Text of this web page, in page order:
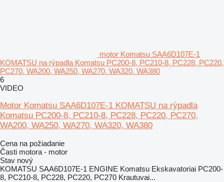
motor Komatsu SAA6D107E-1
KOMATSU na rýpadla Komatsu PC200-8, PC210-8, PC228, PC220,
PC270, WA200, WA250, WA270, WA320, WA380
6
VIDEO
Motor Komatsu SAA6D107E-1 KOMATSU na rýpadla
Komatsu PC200-8, PC210-8, PC228, PC220, PC270,
WA200, WA250, WA270, WA320, WA380
Cena na požiadanie
Časti motora - motor
Stav nový
KOMATSU SAA6D107E-1 ENGINE Komatsu Ekskavatoriai PC200-
8, PC210-8, PC228, PC220, PC270 Krautuvai...